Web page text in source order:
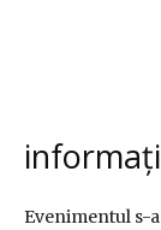
Evenimentul s-